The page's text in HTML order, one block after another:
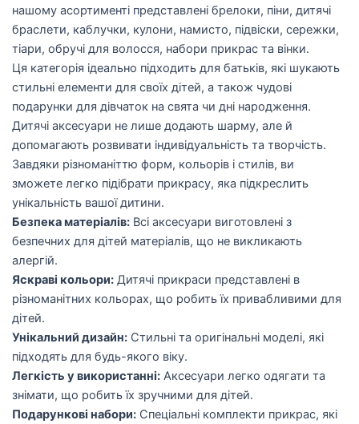
нашому асортименті представлені брелоки, піни, дитячі
браслети, каблучки, кулони, намисто, підвіски, сережки,
тіари, обручі для волосся, набори прикрас та вінки.
Ця категорія ідеально підходить для батьків, які шукають
стильні елементи для своїх дітей, а також чудові
подарунки для дівчаток на свята чи дні народження.
Дитячі аксесуари не лише додають шарму, але й
допомагають розвивати індивідуальність та творчість.
Завдяки різноманіттю форм, кольорів і стилів, ви
зможете легко підібрати прикрасу, яка підкреслить
унікальність вашої дитини.
Безпека матеріалів: Всі аксесуари виготовлені з
безпечних для дітей матеріалів, що не викликають
алергій.
Яскраві кольори: Дитячі прикраси представлені в
різноманітних кольорах, що робить їх привабливими для
дітей.
Унікальний дизайн: Стильні та оригінальні моделі, які
підходять для будь-якого віку.
Легкість у використанні: Аксесуари легко одягати та
знімати, що робить їх зручними для дітей.
Подарункові набори: Спеціальні комплекти прикрас, які